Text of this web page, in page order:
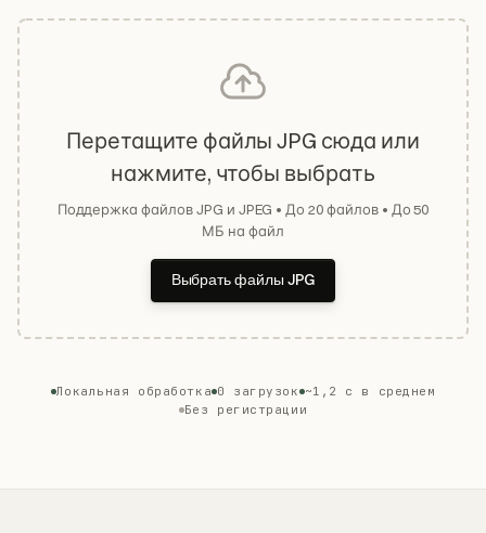
Перетащите файлы JPG сюда или
нажмите, чтобы выбрать
Поддержка файлов JPG и JPEG • До 20 файлов • До 50
МБ на файл
Выбрать файлы JPG
Локальная обработка 0 загрузок ~1,2 с в среднем
Без регистрации